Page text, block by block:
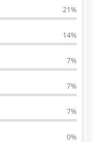
21%
14%
7%
7%
7%
0%